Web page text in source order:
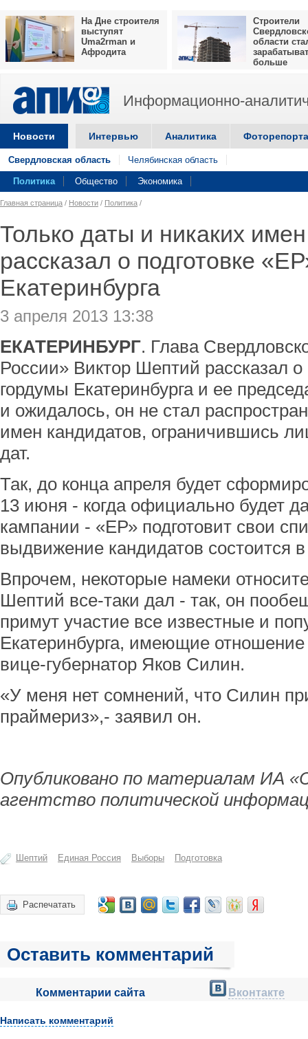
На Дне строителя
выступят
Uma2rman и
Афродита
Строители
области
больше
Информационно-
Новости Интервью Аналитика
Свердловская область Челябинская область
Политика Общество Экономика
Главная страница / Новости / Политика /
Только даты и никаких
рассказал о подготовке
Екатеринбурга
3 апреля 2013 13:38
ЕКАТЕРИНБУРГ. Глава
России» Виктор Шептий рассказал о
гордумы Екатеринбурга и ее
и ожидалось, он не стал
имен кандидатов, ограничившись
дат.
Так, до конца апреля будет
13 июня - когда официально будет
кампании - «ЕР» подготовит свои
выдвижение кандидатов состоится
Впрочем, некоторые намеки
Шептий все-таки дал - так, он
примут участие все известные и
Екатеринбурга, имеющие
вице-губернатор Яков Силин.
«У меня нет сомнений, что Силин
праймериз»,- заявил он.
Опубликовано по материалам ИА
агентство политической
Шептий Единая Россия Выборы Подготовка
Распечатать
Оставить комментарий
Комментарии сайта Вконтакте
Написать комментарий